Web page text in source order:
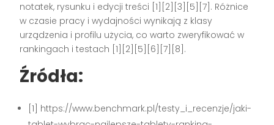
notatek, rysunku i edycji treści [1][2][3][5][7]. Różnice
w czasie pracy i wydajności wynikają z klasy
urządzenia i profilu użycia, co warto zweryfikować w
rankingach i testach [1][2][5][6][7][8].
Źródła:
[1] https://www.benchmark.pl/testy_i_recenzje/jaki-